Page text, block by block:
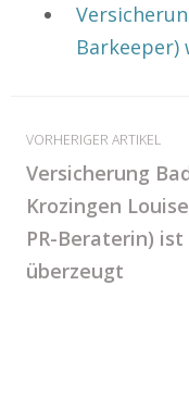
Barkeeper)
VORHERIGER ARTIKEL
Versicherung
Krozingen
PR-Beraterin) ist
überzeugt